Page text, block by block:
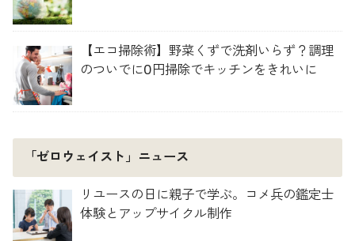
【エコ掃除術】野菜くずで洗剤いらず？調理
のついでに0円掃除でキッチンをきれいに
「ゼロウェイスト」ニュース
リユースの日に親子で学ぶ。コメ兵の鑑定士
体験とアップサイクル制作